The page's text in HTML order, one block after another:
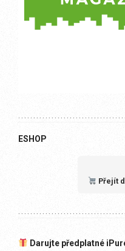
ESHOP
Přejít
Darujte předplatné